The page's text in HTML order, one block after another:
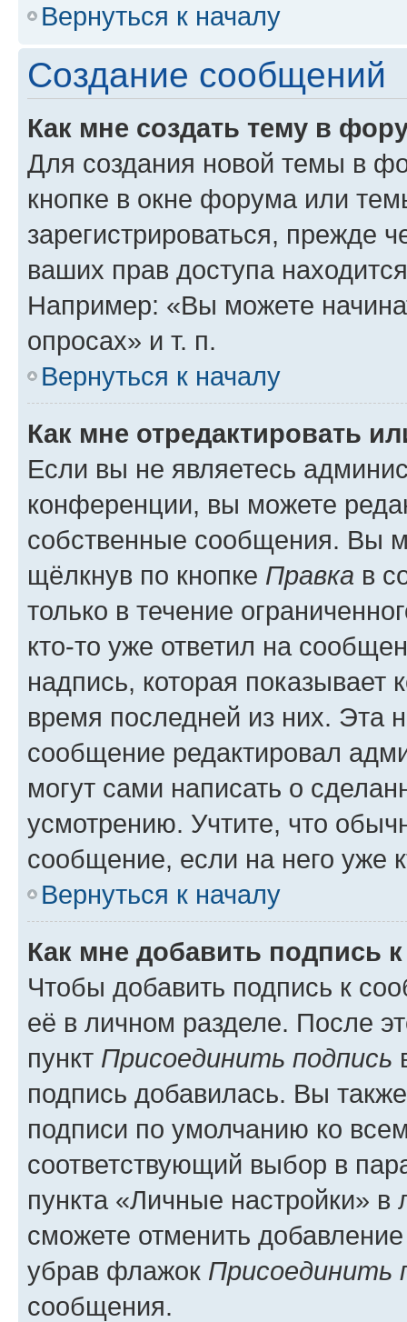
Вернуться к началу
Создание сообщений
Как мне создать тему в
Для создания новой темы в
кнопке в окне форума или
зарегистрироваться, прежде
ваших прав доступа
Например: «Вы можете
опросах» и т. п.
Вернуться к началу
Как мне отредактировать
Если вы не являетесь
конференции, вы можете
собственные сообщения. Вы
щёлкнув по кнопке Правка в
только в течение
кто-то уже ответил на
надпись, которая показывает
время последней из них. Эта
сообщение редактировал
могут сами написать о
усмотрению. Учтите, что
сообщение, если на него уже
Вернуться к началу
Как мне добавить подпись
Чтобы добавить подпись к
её в личном разделе. После
пункт Присоединить подпись
подпись добавилась. Вы
подписи по умолчанию ко
соответствующий выбор в
пункта «Личные настройки»
сможете отменить
убрав флажок Присоединить
сообщения.